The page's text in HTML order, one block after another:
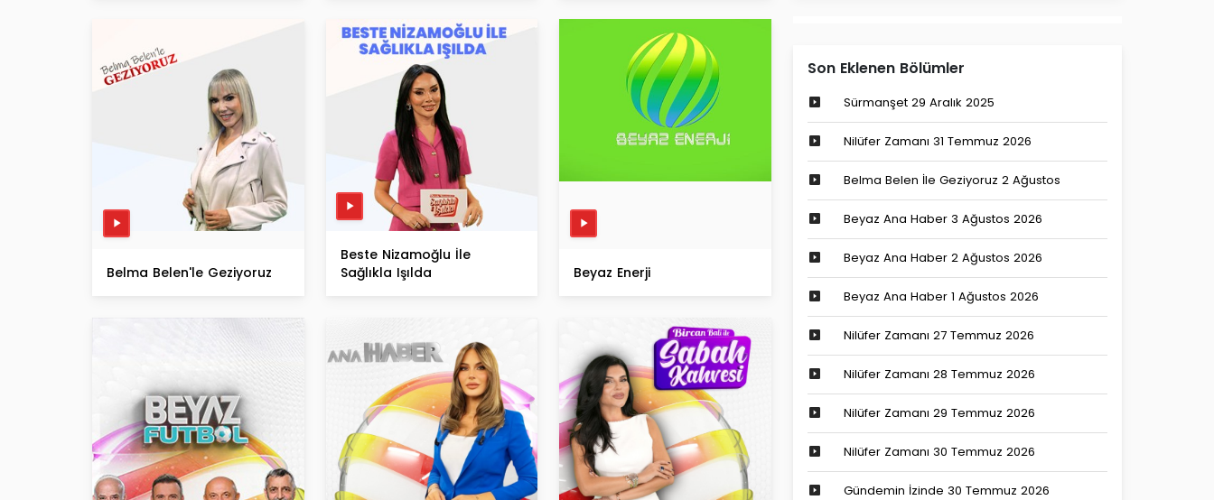
Belma Belen'le Geziyoruz
Beste Nizamoğlu İle
Sağlıkla Işılda
Beyaz Enerji
Son Eklenen Bölümler
Sürmanşet 29 Aralık 2025
Nilüfer Zamanı 31 Temmuz 2026
Belma Belen İle Geziyoruz 2 Ağustos
Beyaz Ana Haber 3 Ağustos 2026
Beyaz Ana Haber 2 Ağustos 2026
Beyaz Ana Haber 1 Ağustos 2026
Nilüfer Zamanı 27 Temmuz 2026
Nilüfer Zamanı 28 Temmuz 2026
Nilüfer Zamanı 29 Temmuz 2026
Nilüfer Zamanı 30 Temmuz 2026
Gündemin İzinde 30 Temmuz 2026